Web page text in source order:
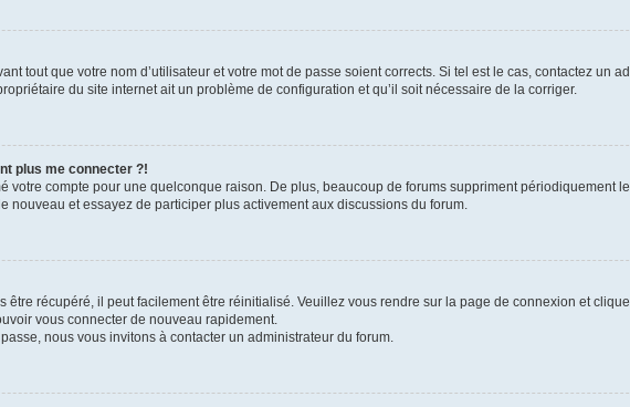
tout que votre nom d’utilisateur et votre mot de passe soient corrects. Si tel est le cas, contactez un
du site internet ait un problème de configuration et qu’il soit nécessaire de la corriger.
plus me connecter ?!
votre compte pour une quelconque raison. De plus, beaucoup de forums suppriment périodiquement
et essayez de participer plus activement aux discussions du forum.
récupéré, il peut facilement être réinitialisé. Veuillez vous rendre sur la page de connexion et
vous connecter de nouveau rapidement.
nous vous invitons à contacter un administrateur du forum.